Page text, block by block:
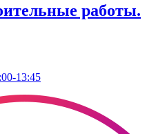
работы.
13:45